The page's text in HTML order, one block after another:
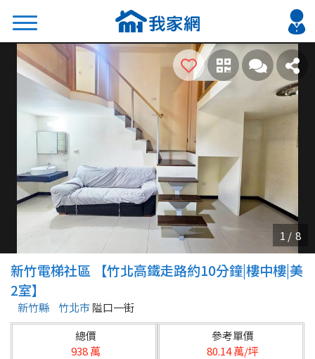
搜尋
熱門關鍵字
2026 台北降價好屋限量釋出
2026 新北降價好屋限量釋出
2026 台中降價好屋限量釋出
2026 台南降價好屋限量釋出
2026 高雄降價好屋限量釋出
縣市
台北市
基隆市
區域
新竹電梯社區 【竹北高鐵走路約10分鐘|樓中樓|美
2室】
新竹縣 竹北市隘口一街
總價
938 萬
參考單價
80.14 萬/坪